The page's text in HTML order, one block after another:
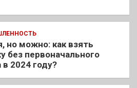
но можно: как взять
без первоначального
в 2024 году?